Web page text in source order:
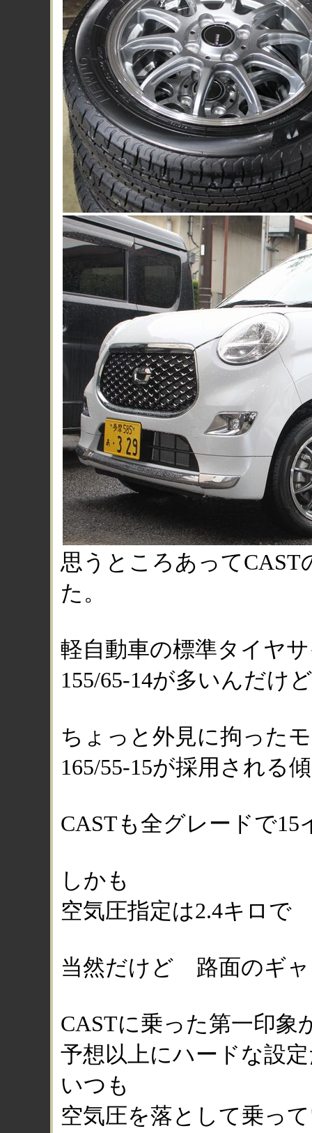
思うところあって
た。
軽自動車の標準タイヤ
155/65-14が多いんだけど
ちょっと外見に拘った
165/55-15が採用される
CASTも全グレードで
しかも
空気圧指定は2.4キロで
当然だけど 路面のギ
CASTに乗った第一印象
予想以上にハードな設
いつも
空気圧を落として乗っ